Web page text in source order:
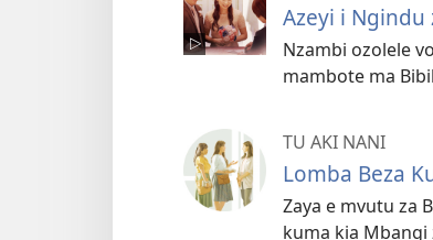
Azeyi i Ngindu
Nzambi ozolele
mambote ma
TU AKI NANI
Lomba Beza
Zaya e mvutu za
kuma kia Mbangi